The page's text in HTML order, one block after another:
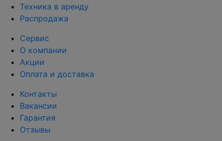
Техника в аренду
Распродажа
Сервис
О компании
Акции
Оплата и доставка
Контакты
Вакансии
Гарантия
Отзывы